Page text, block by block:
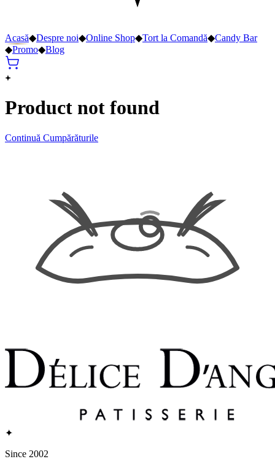
Acasă◆Despre noi◆Online Shop◆Tort la Comandă◆Candy Bar
◆Promo◆Blog
Product not found
Continuă Cumpărăturile
✦
Since 2002